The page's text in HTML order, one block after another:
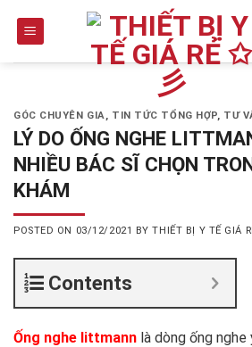
GÓC CHUYÊN GIA, TIN TỨC TỔNG HỢP, TƯ
LÝ DO ỐNG NGHE
NHIỀU BÁC SĨ CHỌN
KHÁM
POSTED ON 03/12/2021 BYTHIẾT BỊ Y TẾ GIÁ
Contents
Ống nghe littmann là dòng ống